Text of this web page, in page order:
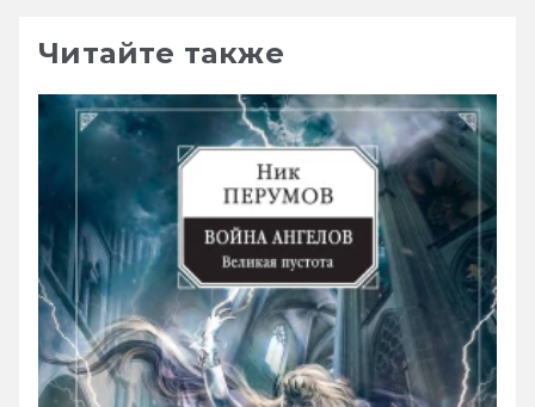
Читайте также